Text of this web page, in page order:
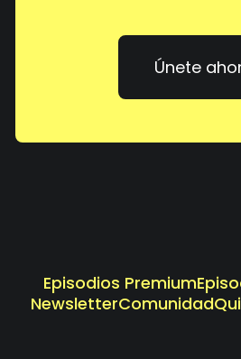
Únete
Episodios Premium
NewsletterComunidad